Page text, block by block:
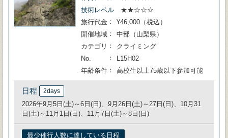
技術レベル
★★☆☆☆
旅行代金
¥46,000（税込）
開催地域
中部（山梨県）
カテゴリ
クライミング
No.
L15H02
年齢条件
高校生以上75歳以下参加可能
日程 2days
2026年9月5日(土)～6日(日)、9月26日(土)～27日(日)、10月31
日(土)～11月1日(日)、11月7日(土)～8日(日)
最少催行人数に達している日程